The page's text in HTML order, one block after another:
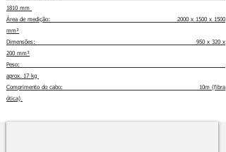
1810 mm
Área de medição: 2000 x 1500 x 1500
mm²
Dimensões: 950 x 320 x
200 mm³
Peso:
aprox. 17 kg
Comprimento do cabo: 10m (fibra
ótica)